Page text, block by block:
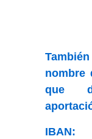
nombre
que
IBAN: